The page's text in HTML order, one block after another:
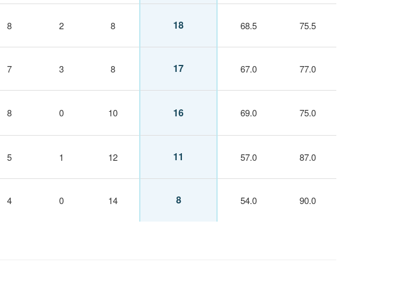
8 2 8 18 68.5 75.5
7 3 8 17 67.0 77.0
8 0 10 16 69.0 75.0
5 1 12 11 57.0 87.0
4 0 14 8 54.0 90.0